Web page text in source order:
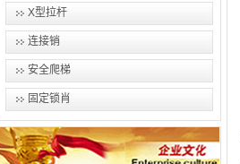
X型拉杆
连接销
安全爬梯
固定锁肖